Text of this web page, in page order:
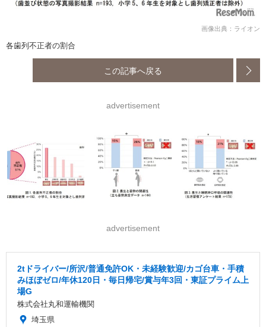
画像出典：ライオン
各歯列不正者の割合
この記事へ戻る
advertisement
advertisement
2tドライバー/所沢/普通免許OK・未経験歓迎/カゴ台車・手積
みほぼゼロ/年休120日・毎日帰宅/賞与年3回・東証プライム上
場G
株式会社丸和運輸機関
埼玉県